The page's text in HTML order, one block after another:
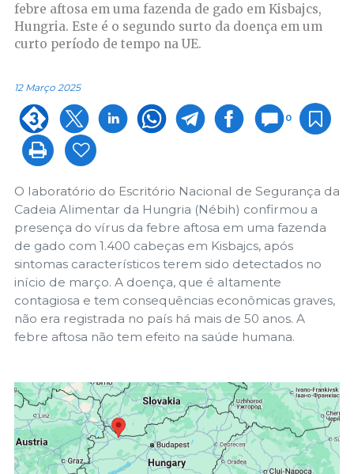
febre aftosa em uma fazenda de gado em Kisbajcs,
Hungria. Este é o segundo surto da doença em um
curto período de tempo na UE.
12 Março 2025
0
O laboratório do Escritório Nacional de Segurança da
Cadeia Alimentar da Hungria (Nébih) confirmou a
presença do vírus da febre aftosa em uma fazenda
de gado com 1.400 cabeças em Kisbajcs, após
sintomas característicos terem sido detectados no
início de março. A doença, que é altamente
contagiosa e tem consequências econômicas graves,
não era registrada no país há mais de 50 anos. A
febre aftosa não tem efeito na saúde humana.